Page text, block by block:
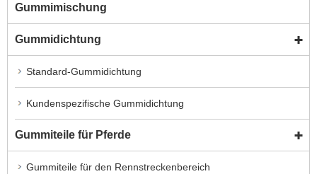
Gummimischung
Gummidichtung
Standard-Gummidichtung
Kundenspezifische Gummidichtung
Gummiteile für Pferde
Gummiteile für den Rennstreckenbereich